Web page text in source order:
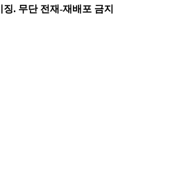
. 무단 전재-재배포 금지